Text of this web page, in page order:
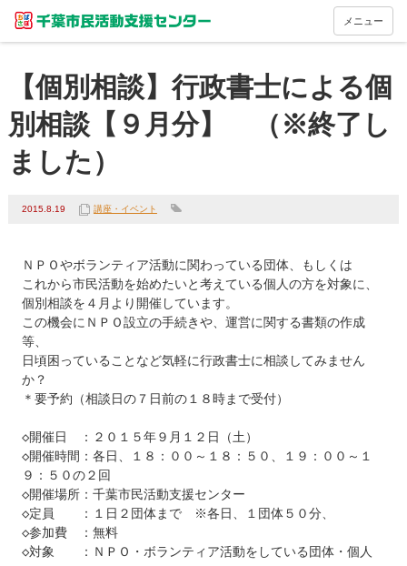
メニュー
【個別相談】行政書士による個
別相談【９月分】 （※終了し
ました）
2015.8.19 講座・イベント
ＮＰＯやボランティア活動に関わっている団体、もしくは
これから市民活動を始めたいと考えている個人の方を対象に、
個別相談を４月より開催しています。
この機会にＮＰＯ設立の手続きや、運営に関する書類の作成
等、
日頃困っていることなど気軽に行政書士に相談してみません
か？
＊要予約（相談日の７日前の１８時まで受付）
◇開催日　：２０１５年９月１２日（土）
◇開催時間：各日、１８：００～１８：５０、１９：００～１
９：５０の２回
◇開催場所：千葉市民活動支援センター
◇定員　　：１日２団体まで　※各日、１団体５０分、
◇参加費　：無料
◇対象　　：ＮＰＯ・ボランティア活動をしている団体・個人